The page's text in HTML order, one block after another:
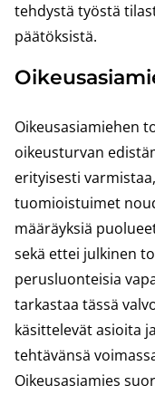
tehdystä työstä
päätöksistä.
Oikeusasiamiehen
oikeusturvan
erityisesti
tuomioistuimet
määräyksiä
sekä ettei julkinen
perusluonteisia
tarkastaa tässä
käsittelevät asioita
tehtävänsä
Oikeusasiamies